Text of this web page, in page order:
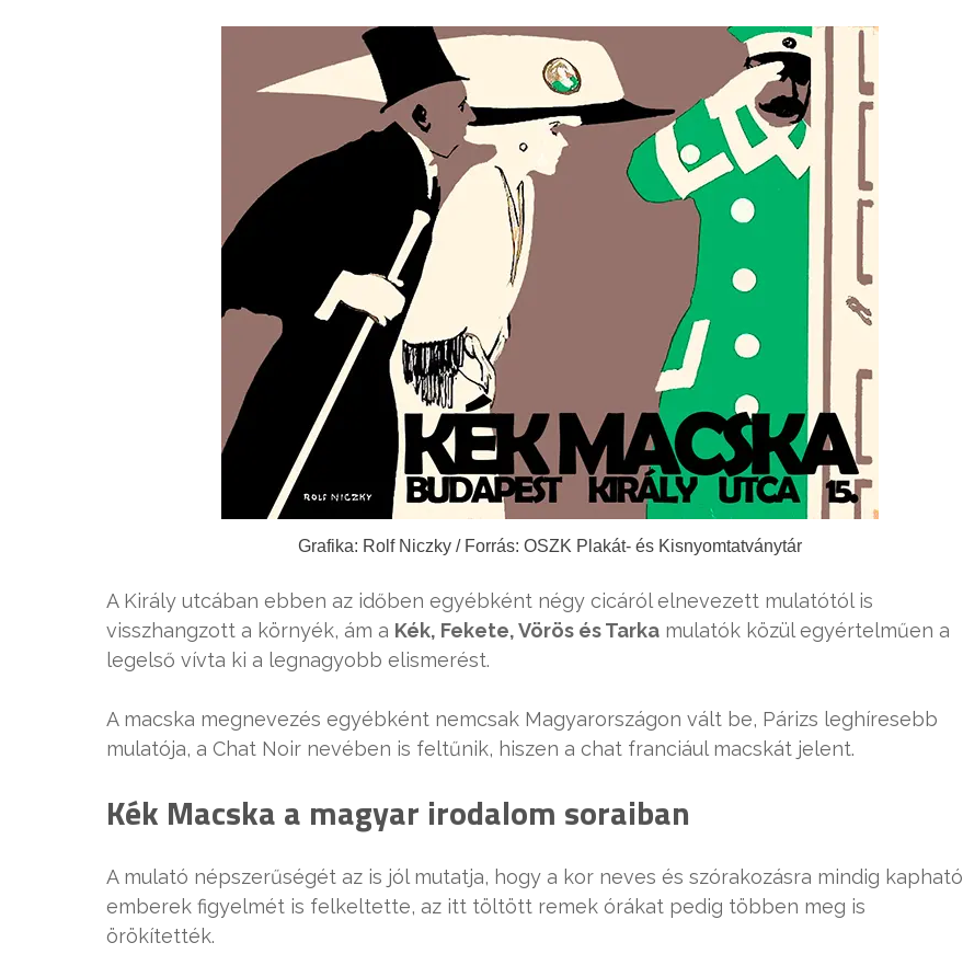
Grafika: Rolf Niczky / Forrás: OSZK Plakát- és Kisnyomtatványtár
A Király utcában ebben az időben egyébként négy cicáról elnevezett mulatótól is
visszhangzott a környék, ám a Kék, Fekete, Vörös és Tarka mulatók közül egyértelműen a
legelső vívta ki a legnagyobb elismerést.
A macska megnevezés egyébként nemcsak Magyarországon vált be, Párizs leghíresebb
mulatója, a Chat Noir nevében is feltűnik, hiszen a chat franciául macskát jelent.
Kék Macska a magyar irodalom soraiban
A mulató népszerűségét az is jól mutatja, hogy a kor neves és szórakozásra mindig kapható
emberek figyelmét is felkeltette, az itt töltött remek órákat pedig többen meg is
örökítették.